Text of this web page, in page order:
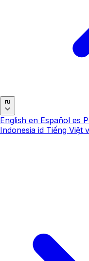
ru
English en Español es
Indonesia id Tiếng Việt